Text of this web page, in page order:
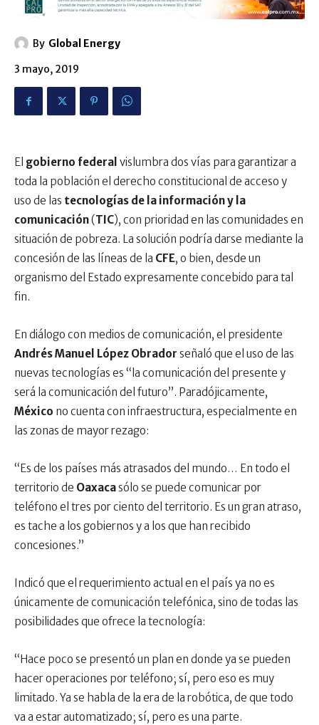
By Global Energy
3 mayo, 2019
El gobierno federal vislumbra dos vías para garantizar a
toda la población el derecho constitucional de acceso y
uso de las tecnologías de la información y la
comunicación(TIC), con prioridad en las comunidades en
situación de pobreza. La solución podría darse mediante la
concesión de las líneas de la CFE, o bien, desde un
organismo del Estado expresamente concebido para tal
fin.
En diálogo con medios de comunicación, el presidente
Andrés Manuel López Obrador señaló que el uso de las
nuevas tecnologías es “la comunicación del presente y
será la comunicación del futuro”. Paradójicamente,
México no cuenta con infraestructura, especialmente en
las zonas de mayor rezago:
“Es de los países más atrasados del mundo… En todo el
territorio de Oaxacasólo se puede comunicar por
teléfono el tres por ciento del territorio. Es un gran atraso,
es tache a los gobiernos y a los que han recibido
concesiones.”
Indicó que el requerimiento actual en el país ya no es
únicamente de comunicación telefónica, sino de todas las
posibilidades que ofrece la tecnología:
“Hace poco se presentó un plan en donde ya se pueden
hacer operaciones por teléfono; sí, pero eso es muy
limitado. Ya se habla de la era de la robótica, de que todo
va a estar automatizado; sí, pero es una parte.